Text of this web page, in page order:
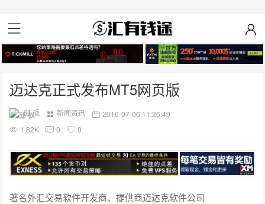
迈达克正式发布MT5网页版
邱 枫 新闻资讯
2016-07-06 11:26:49
1.82K
0 0
著名外汇交易软件开发商、提供商迈达克软件公司